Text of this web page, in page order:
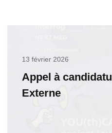
13 février 2026
Appel à
Externe